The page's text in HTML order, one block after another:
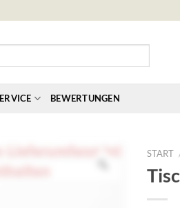
BEWERTUNGEN
START